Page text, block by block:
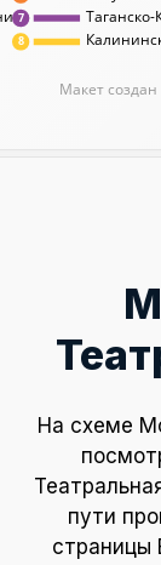
Макет
8
7
На схеме
пути
страницы